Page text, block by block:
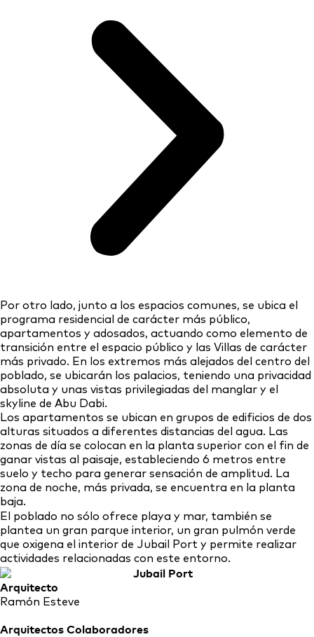
Por otro lado, junto a los espacios comunes, se ubica el
programa residencial de carácter más público,
apartamentos y adosados, actuando como elemento de
transición entre el espacio público y las Villas de carácter
más privado. En los extremos más alejados del centro del
poblado, se ubicarán los palacios, teniendo una privacidad
absoluta y unas vistas privilegiadas del manglar y el
skyline de Abu Dabi.
Los apartamentos se ubican en grupos de edificios de dos
alturas situados a diferentes distancias del agua. Las
zonas de día se colocan en la planta superior con el fin de
ganar vistas al paisaje, estableciendo 6 metros entre
suelo y techo para generar sensación de amplitud. La
zona de noche, más privada, se encuentra en la planta
baja.
El poblado no sólo ofrece playa y mar, también se
plantea un gran parque interior, un gran pulmón verde
que oxigena el interior de Jubail Port y permite realizar
actividades relacionadas con este entorno.
Arquitecto
Ramón Esteve
Arquitectos Colaboradores